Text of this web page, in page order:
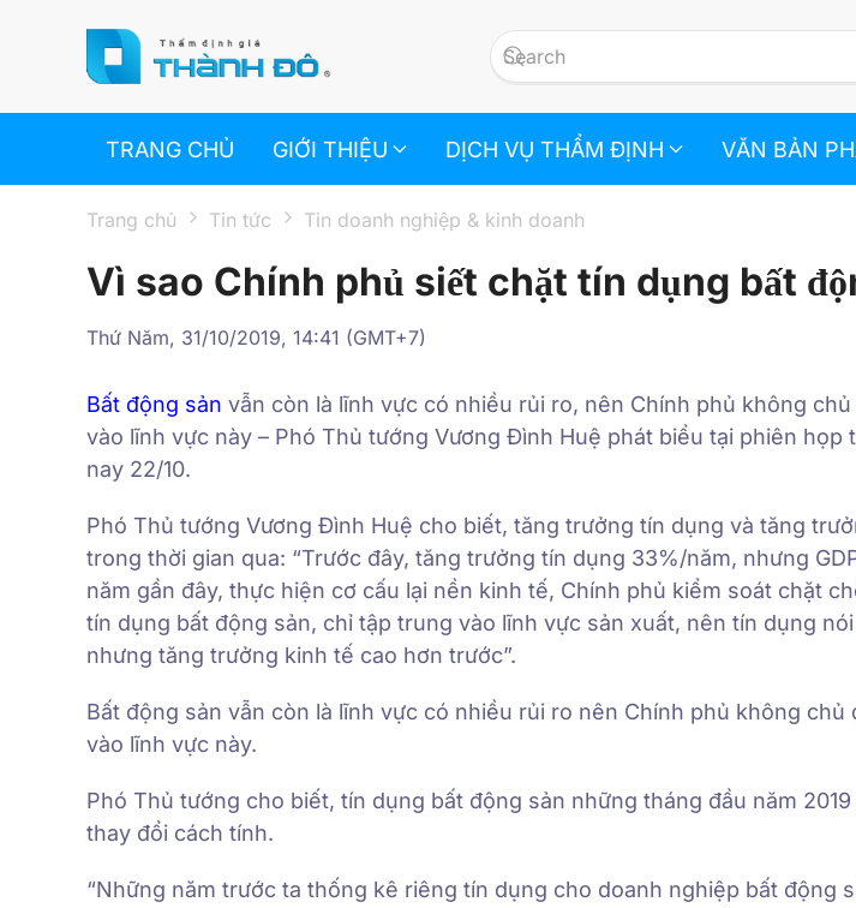
Skip to main content
TRANG CHỦ GIỚI THIỆU DỊCH VỤ THẨM ĐỊNH VĂN BẢN
Trang chủ Tin tức Tin doanh nghiệp & kinh doanh
Vì sao Chính phủ siết chặt tín dụng bất
Thứ Năm, 31/10/2019, 14:41 (GMT+7)
Bất động sản vẫn còn là lĩnh vực có nhiều rủi ro, nên Chính phủ không
vào lĩnh vực này – Phó Thủ tướng Vương Đình Huệ phát biểu tại phiên họp
nay 22/10.
Phó Thủ tướng Vương Đình Huệ cho biết, tăng trưởng tín dụng và tăng
trong thời gian qua: “Trước đây, tăng trưởng tín dụng 33%/năm, nhưng
năm gần đây, thực hiện cơ cấu lại nền kinh tế, Chính phủ kiểm soát chặt
tín dụng bất động sản, chỉ tập trung vào lĩnh vực sản xuất, nên tín dụng
nhưng tăng trưởng kinh tế cao hơn trước”.
Bất động sản vẫn còn là lĩnh vực có nhiều rủi ro nên Chính phủ không chủ
vào lĩnh vực này.
Phó Thủ tướng cho biết, tín dụng bất động sản những tháng đầu năm
thay đổi cách tính.
“Những năm trước ta thống kê riêng tín dụng cho doanh nghiệp bất động